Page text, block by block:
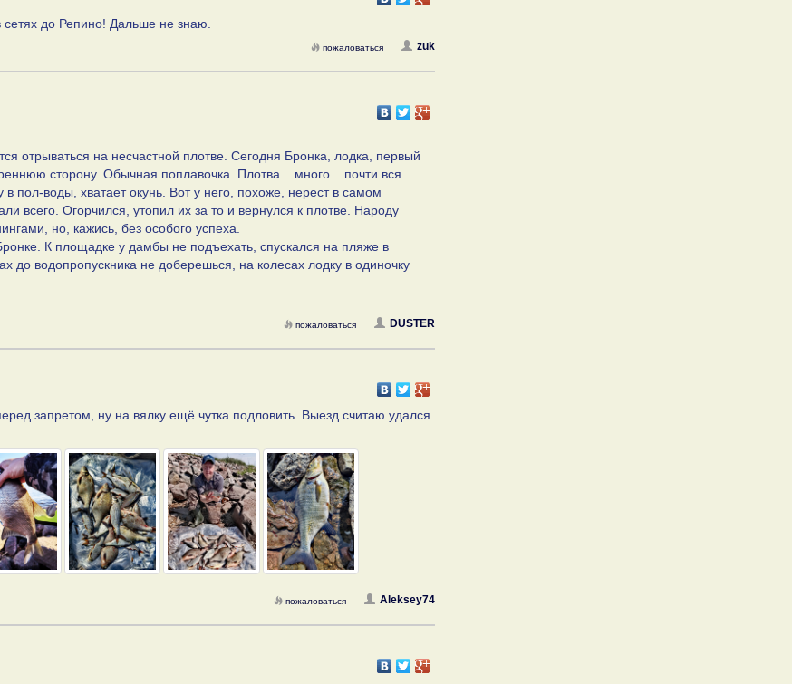
до Репино! Дальше не знаю.
zuk
пожаловаться
отрываться на несчастной плотве. Сегодня Бронка, лодка, первый
сторону. Обычная поплавочка. Плотва....много....почти вся
пол-воды, хватает окунь. Вот у него, похоже, нерест в самом
всего. Огорчился, утопил их за то и вернулся к плотве. Народу
но, кажись, без особого успеха.
К площадке у дамбы не подъехать, спускался на пляже в
до водопропускника не доберешься, на колесах лодку в одиночку
DUSTER
пожаловаться
запретом, ну на вялку ещё чутка подловить. Выезд считаю удался
Aleksey74
пожаловаться